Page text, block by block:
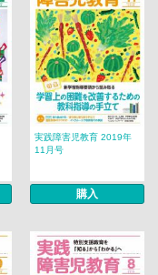
実践障害児教育 2019年
11月号
購入